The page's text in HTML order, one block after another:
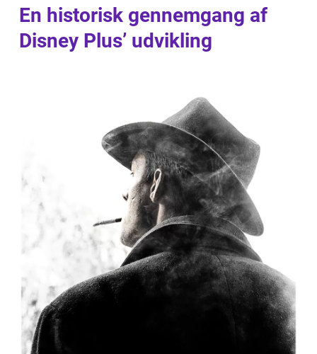
En historisk gennemgang af
Disney Plus’ udvikling